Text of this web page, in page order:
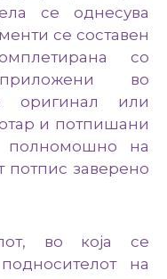
се однесува
се составен
со
во
оригинал или
и потпишани
полномошно на
потпис заверено
во која се
на